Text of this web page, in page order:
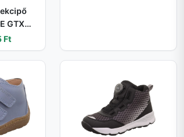
GTX
1-
és
- 27
Ft